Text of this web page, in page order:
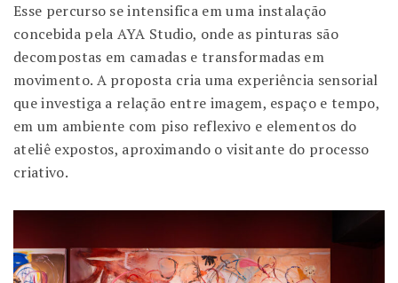
Esse percurso se intensifica em uma instalação
concebida pela AYA Studio, onde as pinturas são
decompostas em camadas e transformadas em
movimento. A proposta cria uma experiência sensorial
que investiga a relação entre imagem, espaço e tempo,
em um ambiente com piso reflexivo e elementos do
ateliê expostos, aproximando o visitante do processo
criativo.